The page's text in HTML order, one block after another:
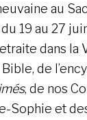
au
19 au 27
dans la
de
, de nos
Sophie et